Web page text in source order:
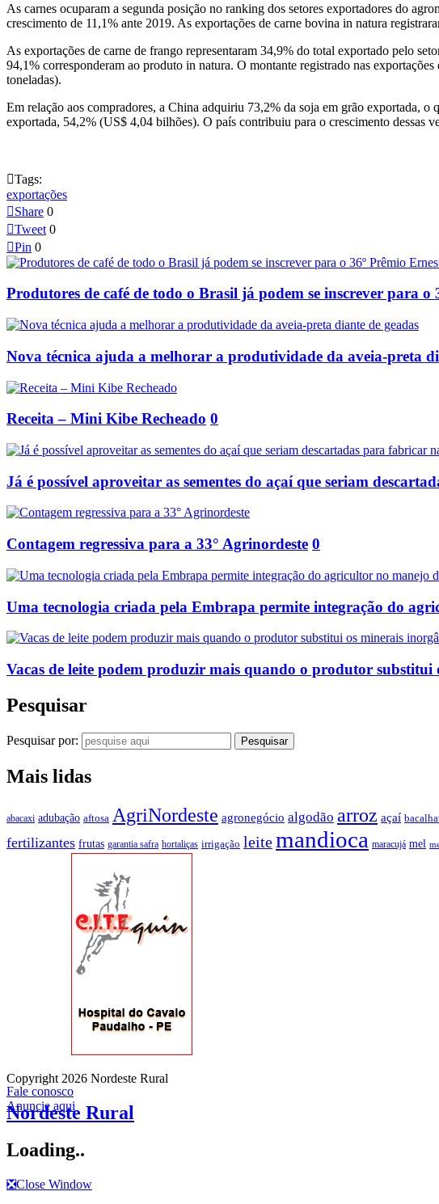
As carnes ocuparam a segunda posição no ranking dos setores exportadores do
crescimento de 11,1% ante 2019. As exportações de carne bovina in natura
As exportações de carne de frango representaram 34,9% do total exportado pelo
94,1% corresponderam ao produto in natura. O montante registrado nas
toneladas).
Em relação aos compradores, a China adquiriu 73,2% da soja em grão exportada,
exportada, 54,2% (US$ 4,04 bilhões). O país contribuiu para o crescimento
Tags:
exportações
Share 0
Tweet 0
Pin 0
Produtores de café de todo o Brasil já podem se inscrever para
Nova técnica ajuda a melhorar a produtividade da aveia-preta
Receita – Mini Kibe Recheado 0
Já é possível aproveitar as sementes do açaí que seriam
Contagem regressiva para a 33° Agrinordeste 0
Uma tecnologia criada pela Embrapa permite integração do
Vacas de leite podem produzir mais quando o produtor
Pesquisar
Pesquisar por:
Mais lidas
abacaxi adubação aftosa AgriNordeste agronegócio algodão arroz açaí
fertilizantes frutas garantia safra hortaliças irrigação leitemandioca maracujá mel
Fale conosco
Anuncie aqui
Copyright 2026 Nordeste Rural
Nordeste Rural
Loading..
❎Close Window